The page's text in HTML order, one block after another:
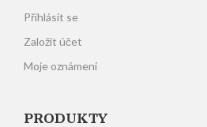
Přihlásit se
Založit účet
Moje oznámení
PRODUKTY